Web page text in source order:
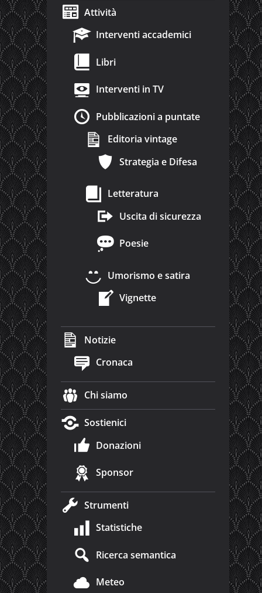
Attività
Interventi accademici
Libri
Interventi in TV
Pubblicazioni a puntate
Editoria vintage
Strategia e Difesa
Letteratura
Uscita di sicurezza
Poesie
Umorismo e satira
Vignette
Notizie
Cronaca
Chi siamo
Sostienici
Donazioni
Sponsor
Strumenti
Statistiche
Ricerca semantica
Meteo